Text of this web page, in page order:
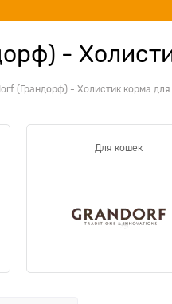
-
(Грандорф) - Холистик корма
Для кошек